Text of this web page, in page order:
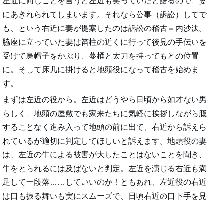
にあきれられてしまいます。それなら公事（訴訟）してで
も、という右近に妻が提案したのは訴訟の稽古＝内沙汰。
脇座に立っていた妻は笛柱の近くに行って後見の手伝いを
受けて烏帽子をかぶり、蔓桶と太刀を持ってもとの位置
に。そして床几に掛けると地頭役になって稽古を始めま
す。
まずは左近の役から。左近はどうやら日頃から如才ない男
らしく、地頭の屋敷でも家来たちに気軽に挨拶しながら臆
することなく進み入って地頭の前に出て、右近から訴えら
れているが適切に判定してほしいと訴えます。地頭役の妻
は、左近の牛による被害が大したことはないことを聞き、
牛をとられるには及ばないと判定。左近を演じる右近も満
足して一段落……していいのか！ともあれ、左近役の右近
は口も振る舞いも実にスムーズで、日頃右近の口下手を見